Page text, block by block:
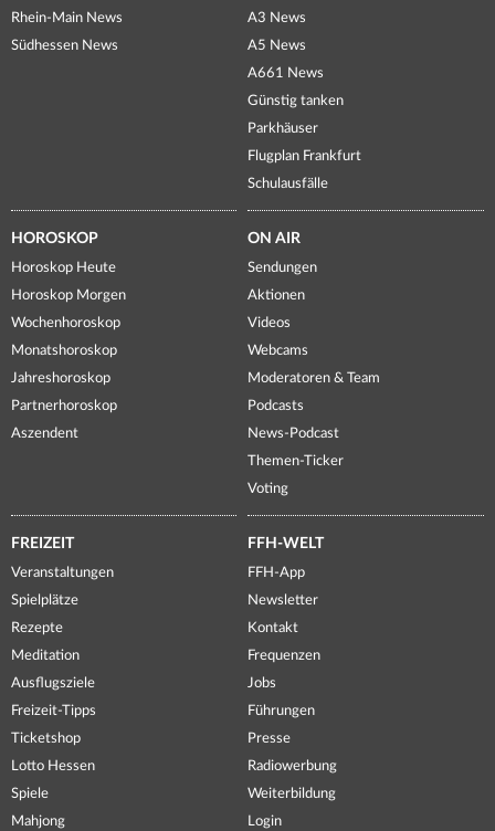
Rhein-Main News
Südhessen News
A3 News
A5 News
A661 News
Günstig tanken
Parkhäuser
Flugplan Frankfurt
Schulausfälle
HOROSKOP
Horoskop Heute
Horoskop Morgen
Wochenhoroskop
Monatshoroskop
Jahreshoroskop
Partnerhoroskop
Aszendent
ON AIR
Sendungen
Aktionen
Videos
Webcams
Moderatoren & Team
Podcasts
News-Podcast
Themen-Ticker
Voting
FREIZEIT
Veranstaltungen
Spielplätze
Rezepte
Meditation
Ausflugsziele
Freizeit-Tipps
Ticketshop
Lotto Hessen
Spiele
Mahjong
FFH-WELT
FFH-App
Newsletter
Kontakt
Frequenzen
Jobs
Führungen
Presse
Radiowerbung
Weiterbildung
Login